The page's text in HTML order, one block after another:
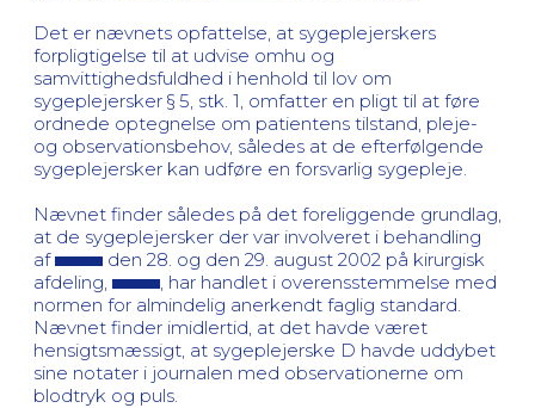
Det er nævnets opfattelse, at sygeplejerskers
forpligtigelse til at udvise omhu og
samvittighedsfuldhed i henhold til lov om
sygeplejersker § 5, stk. 1, omfatter en pligt til at føre
ordnede optegnelse om patientens tilstand, pleje-
og observationsbehov, således at de efterfølgende
sygeplejersker kan udføre en forsvarlig sygepleje.
Nævnet finder således på det foreliggende grundlag,
at de sygeplejersker der var involveret i behandling
af
den 28. og den 29. august 2002 på kirurgisk
afdeling,
, har handlet i overensstemmelse med
normen for almindelig anerkendt faglig standard.
Nævnet finder imidlertid, at det havde været
hensigtsmæssigt, at sygeplejerske D havde uddybet
sine notater i journalen med observationerne om
blodtryk og puls.